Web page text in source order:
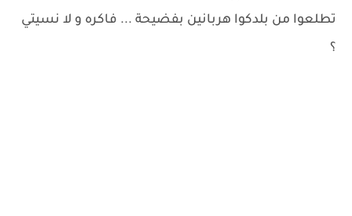
تطلعوا من بلدكوا هربانين بفضيحة ... فاكره و لا نسيتي
؟